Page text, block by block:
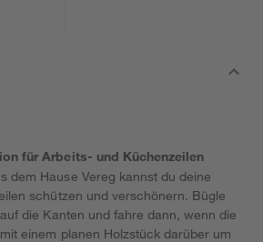
für Arbeits- und Küchenzeilen
dem Hause Vereg kannst du deine
schützen und verschönern. Bügle
die Kanten und fahre dann, wenn die
einem planen Holzstück darüber um